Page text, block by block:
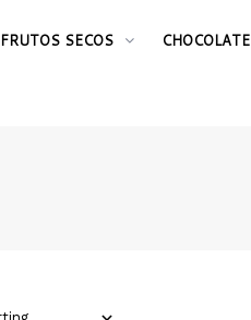
FRUTOS SECOS CHOCOLATE